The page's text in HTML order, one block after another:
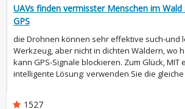
UAVs finden vermisster Menschen im
GPS
die Drohnen können sehr effektive such-und
Werkzeug, aber nicht in dichten Wäldern, wo
kann GPS-Signale blockieren. Zum Glück, MIT
intelligente Lösung: verwenden Sie die gleiche
1527